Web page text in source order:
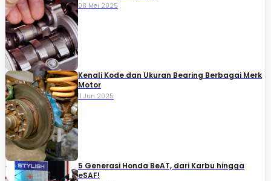
08 Mei 2025
Kenali Kode dan Ukuran Bearing Berbagai Merk
Motor
11 Jun 2025
5 Generasi Honda BeAT, dari Karbu hingga
eSAF!